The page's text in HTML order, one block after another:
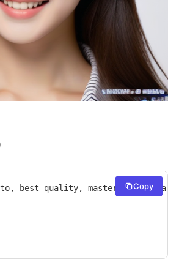
best quality, masterpiece,
Copy